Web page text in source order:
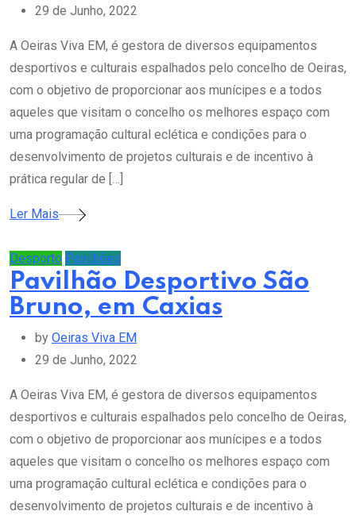
29 de Junho, 2022
A Oeiras Viva EM, é gestora de diversos equipamentos
desportivos e culturais espalhados pelo concelho de Oeiras,
com o objetivo de proporcionar aos munícipes e a todos
aqueles que visitam o concelho os melhores espaço com
uma programação cultural eclética e condições para o
desenvolvimento de projetos culturais e de incentivo à
prática regular de […]
Ler Mais
Desporto Pavilhões
Pavilhão Desportivo São
Bruno, em Caxias
by Oeiras Viva EM
29 de Junho, 2022
A Oeiras Viva EM, é gestora de diversos equipamentos
desportivos e culturais espalhados pelo concelho de Oeiras,
com o objetivo de proporcionar aos munícipes e a todos
aqueles que visitam o concelho os melhores espaço com
uma programação cultural eclética e condições para o
desenvolvimento de projetos culturais e de incentivo à